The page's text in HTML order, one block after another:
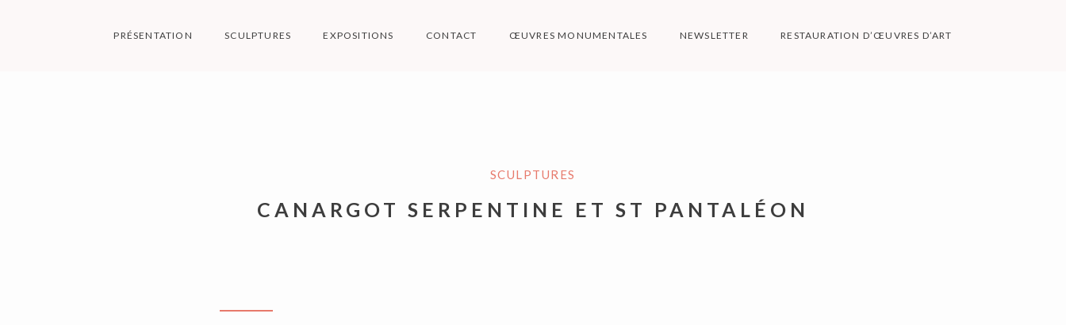
PRÉSENTATION SCULPTURES EXPOSITIONS CONTACT ŒUVRES MONUMENTALES NEWSLETTER RESTAURATION D’ŒUVRES D’ART
SCULPTURES
CANARGOT SERPENTINE ET ST PANTALÉON